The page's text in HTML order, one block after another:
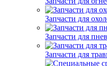
Запчасти для
Запчасти для
Запчасти для